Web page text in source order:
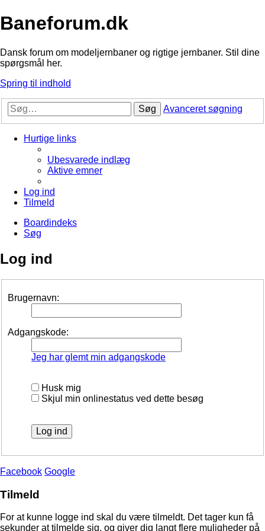
Baneforum.dk
Dansk forum om modeljernbaner og rigtige jernbaner. Stil dine
spørgsmål her.
Spring til indhold
Søg Avanceret søgning
Hurtige links
Ubesvarede indlæg
Aktive emner
Log ind
Tilmeld
Boardindeks
Søg
Log ind
Brugernavn:
Adgangskode:
Jeg har glemt min adgangskode
Husk mig
Skjul min onlinestatus ved dette besøg
Facebook Google
Tilmeld
For at kunne logge ind skal du være tilmeldt. Det tager kun få
sekunder at tilmelde sig, og giver dig langt flere muligheder på